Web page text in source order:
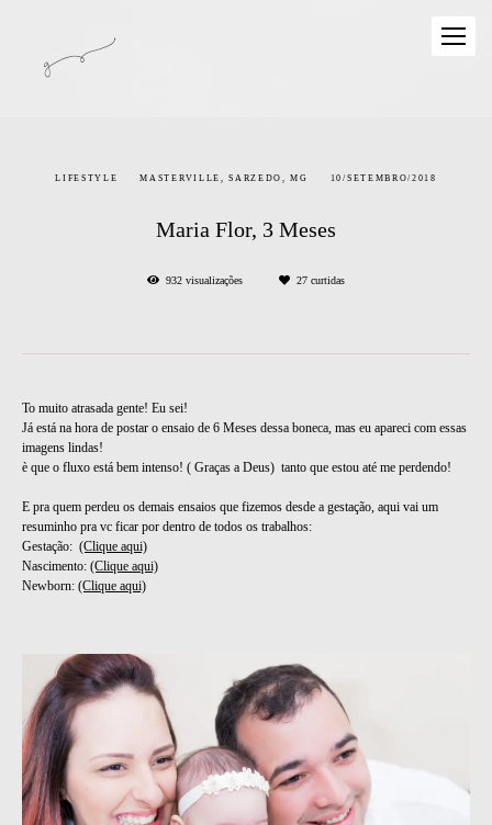
LIFESTYLE MASTERVILLE, SARZEDO, MG 10/SETEMBRO/2018
Maria Flor, 3 Meses
932 visualizações 27 curtidas
To muito atrasada gente! Eu sei!
Já está na hora de postar o ensaio de 6 Meses dessa boneca, mas eu apareci com essas
imagens lindas!
è que o fluxo está bem intenso! ( Graças a Deus) tanto que estou até me perdendo!
E pra quem perdeu os demais ensaios que fizemos desde a gestação, aqui vai um
resuminho pra vc ficar por dentro de todos os trabalhos:
Gestação: (Clique aqui)
Nascimento: (Clique aqui)
Newborn: (Clique aqui)